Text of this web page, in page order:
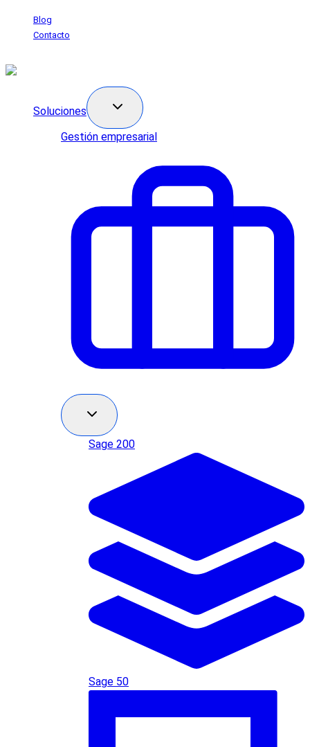
SaltarBlog
Contacto
Soluciones
Gestión empresarial
Sage 200
Sage 50